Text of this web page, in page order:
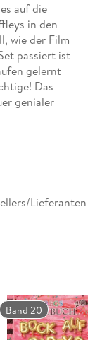
auf die
in den
wie der Film
passiert ist
gelernt
Das
genialer
Lieferanten
Band 20